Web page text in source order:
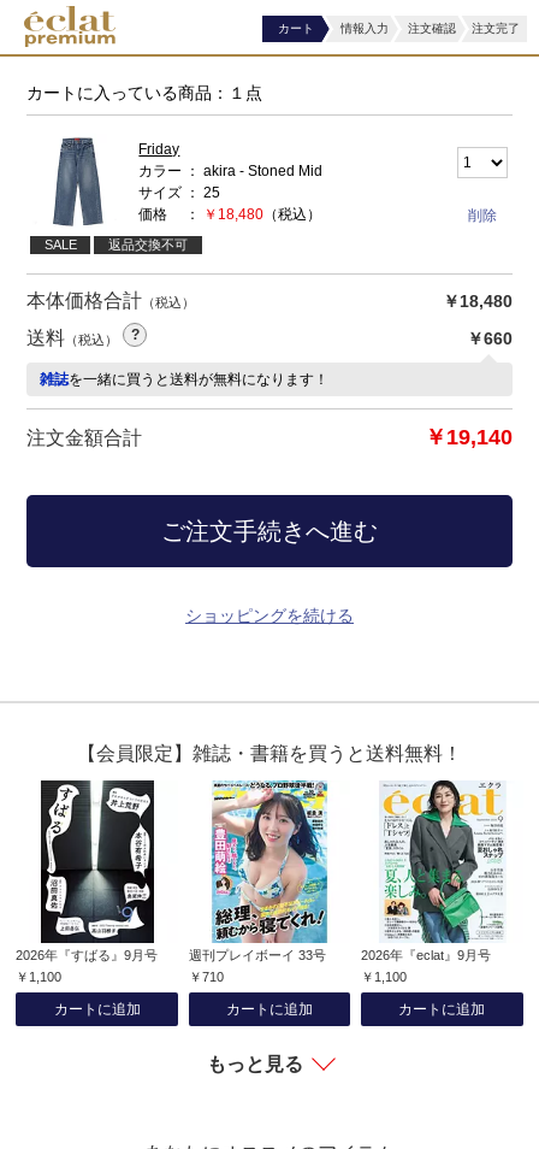
カート 情報入力 注文確認 注文完了
カートに入っている商品：１点
Friday
カラー
akira - Stoned Mid
サイズ
25
価格
￥18,480 （税込）
SALE 返品交換不可
本体価格合計 （税込） ￥18,480
送料 （税込） ￥660
雑誌を一緒に買うと送料が無料になります！
注文金額合計 ￥19,140
ショッピングを続ける
【会員限定】雑誌・書籍を買うと送料無料！
2026年『すばる』9月号
￥1,100
カートに追加
週刊プレイボーイ 33号
￥710
カートに追加
2026年『eclat』9月号
￥1,100
カートに追加
もっと見る